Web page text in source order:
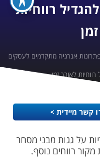
רווחיות
אנרגיה מתקדמים לעסקים
לאורך זמן
קשר מיידית >
על גגות מבני מסחר
רווחים נוסף.